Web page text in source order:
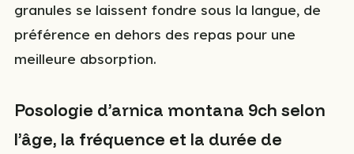
granules se laissent fondre sous la langue, de
préférence en dehors des repas pour une
meilleure absorption.
Posologie d’arnica montana 9ch selon
l’âge, la fréquence et la durée de